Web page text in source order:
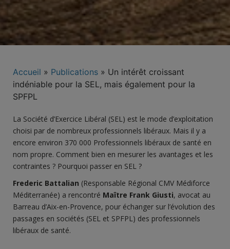
Accueil » Publications » Un intérêt croissant
indéniable pour la SEL, mais également pour la
SPFPL
La Société d’Exercice Libéral (SEL) est le mode d’exploitation
choisi par de nombreux professionnels libéraux. Mais il y a
encore environ 370 000 Professionnels libéraux de santé en
nom propre. Comment bien en mesurer les avantages et les
contraintes ? Pourquoi passer en SEL ?
Frederic Battalian (Responsable Régional CMV Médiforce
Méditerranée) a rencontré Maître Frank Giusti, avocat au
Barreau d’Aix-en-Provence, pour échanger sur l’évolution des
passages en sociétés (SEL et SPFPL) des professionnels
libéraux de santé.